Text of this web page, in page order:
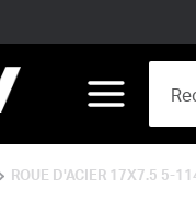
ROUE D'ACIER 17X7.5 5-